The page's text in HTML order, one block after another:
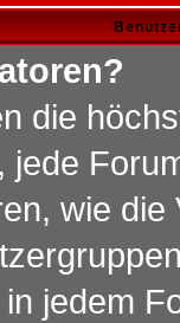
die
jede
wie
jedem